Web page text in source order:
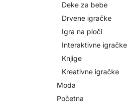
Deke za bebe
Drvene igračke
Igra na ploči
Interaktivne igračke
Knjige
Kreativne igračke
Moda
Početna